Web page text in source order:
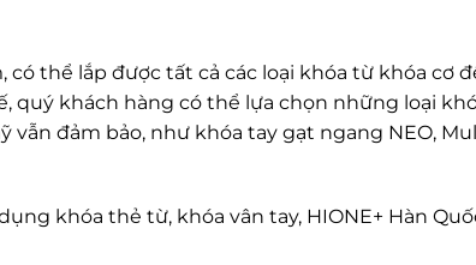
có thể lắp được tất cả các loại khóa từ khóa cơ
quý khách hàng có thể lựa chọn những loại
đảm bảo, như khóa tay gạt ngang NEO,
khóa thẻ từ, khóa vân tay, HIONE+ Hàn